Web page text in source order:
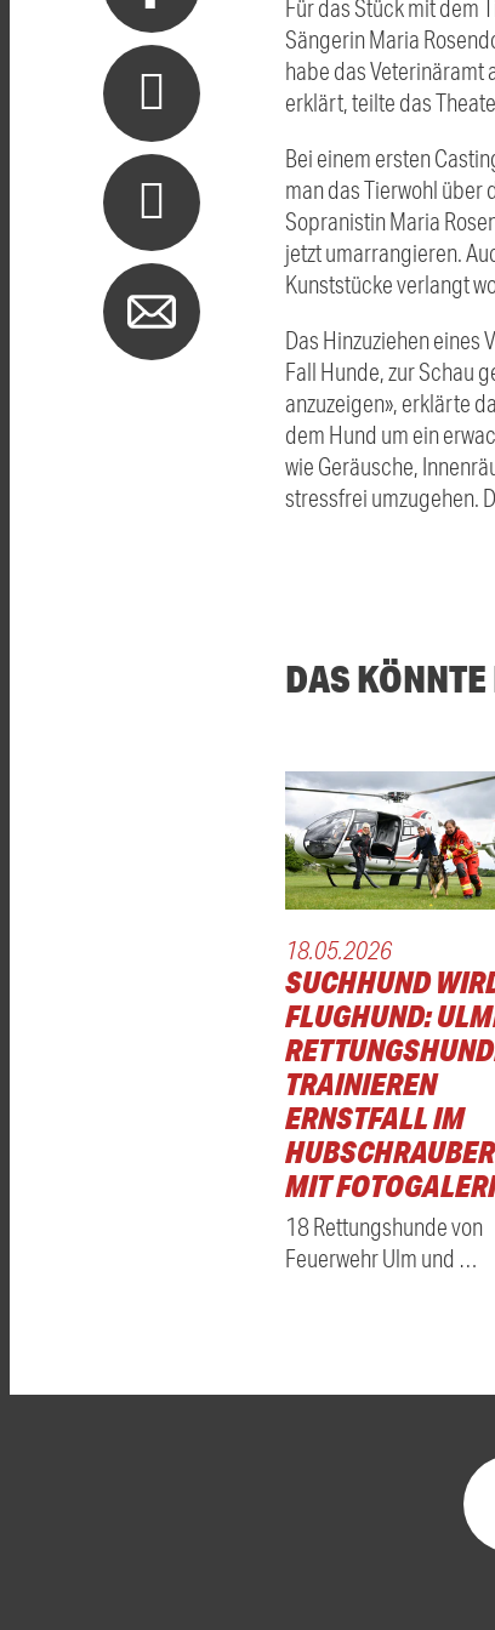
Für das Stück mit dem
Sängerin Maria
habe das Veterinäramt
erklärt, teilte das
Bei einem ersten
man das Tierwohl über
Sopranistin Maria
jetzt umarrangieren.
Kunststücke verlangt
Das Hinzuziehen eines
Fall Hunde, zur Schau
anzuzeigen», erklärte
dem Hund um ein
wie Geräusche,
stressfrei umzugehen.
DAS
18.05.2026
SUCHHUND
FLUGHUND:
TRAINIEREN
ERNSTFALL IM
MIT
18 Rettungshunde von
Feuerwehr Ulm und …